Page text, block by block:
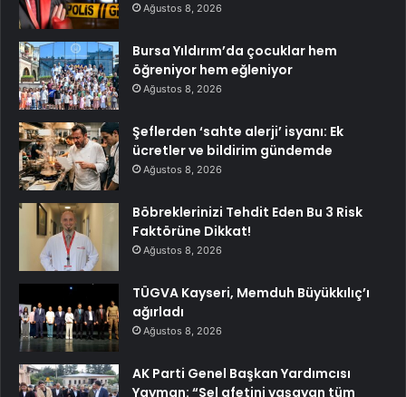
Ağustos 8, 2026
Bursa Yıldırım’da çocuklar hem
öğreniyor hem eğleniyor
Ağustos 8, 2026
Şeflerden ‘sahte alerji’ isyanı: Ek
ücretler ve bildirim gündemde
Ağustos 8, 2026
Böbreklerinizi Tehdit Eden Bu 3 Risk
Faktörüne Dikkat!
Ağustos 8, 2026
TÜGVA Kayseri, Memduh Büyükkılıç’ı
ağırladı
Ağustos 8, 2026
AK Parti Genel Başkan Yardımcısı
Yayman: “Sel afetini yaşayan tüm